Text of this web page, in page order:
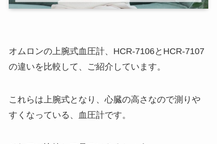
オムロンの上腕式血圧計、HCR-7106とHCR-7107
の違いを比較して、ご紹介しています。
これらは上腕式となり、心臓の高さなので測りや
すくなっている、血圧計です。